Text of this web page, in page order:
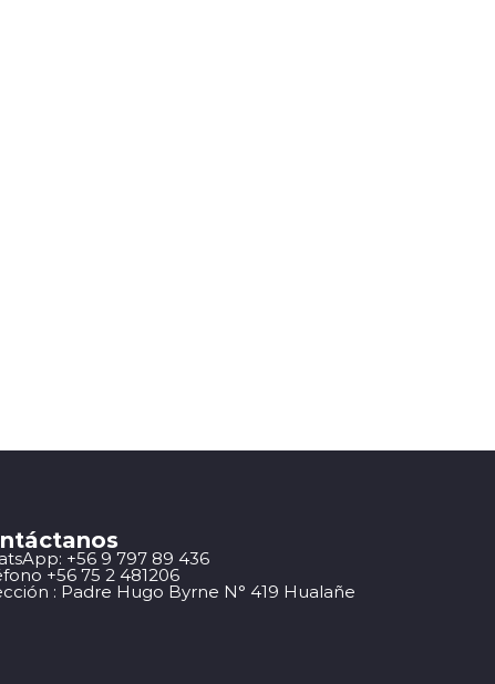
+56 9 797 89 436
+56 75 2 481206
: Padre Hugo Byrne N° 419 Hualañe